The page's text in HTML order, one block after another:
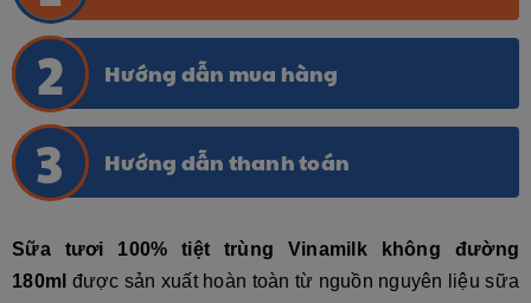
Hướng dẫn mua hàng
Hướng dẫn thanh toán
Sữa tươi 100% tiệt trùng Vinamilk không đường
180ml được sản xuất hoàn toàn từ nguồn nguyên liệu sữa